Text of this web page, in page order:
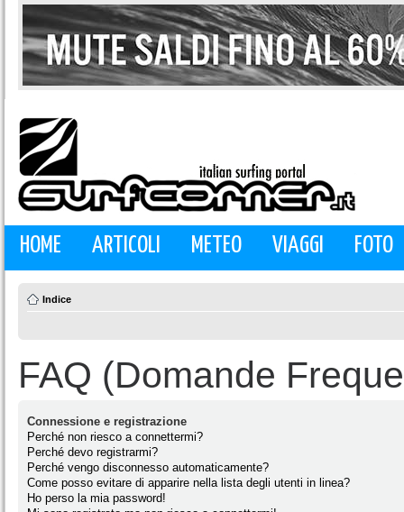
HOME ARTICOLI METEO VIAGGI FOTO
Indice
FAQ (Domande
Connessione e registrazione
Perché non riesco a connettermi?
Perché devo registrarmi?
Perché vengo disconnesso automaticamente?
Come posso evitare di apparire nella lista degli utenti in linea?
Ho perso la mia password!